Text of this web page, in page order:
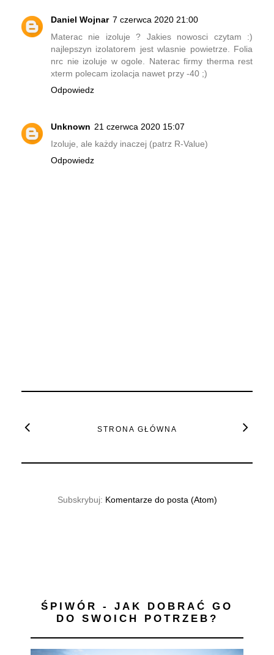
Daniel Wojnar 7 czerwca 2020 21:00
Materac nie izoluje ? Jakies nowosci czytam :)
najlepszyn izolatorem jest wlasnie powietrze. Folia
nrc nie izoluje w ogole. Naterac firmy therma rest
xterm polecam izolacja nawet przy -40 ;)
Odpowiedz
Unknown 21 czerwca 2020 15:07
Izoluje, ale każdy inaczej (patrz R-Value)
Odpowiedz
STRONA GŁÓWNA
Subskrybuj: Komentarze do posta (Atom)
ŚPIWÓR - JAK DOBRAĆ GO
DO SWOICH POTRZEB?